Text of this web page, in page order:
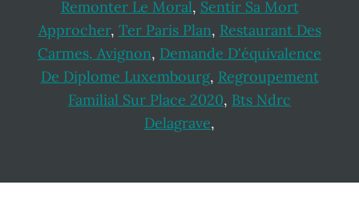
Remonter Le Moral, Sentir Sa Mort
Approcher, Ter Paris Plan, Restaurant Des
Carmes, Avignon, Demande D'équivalence
De Diplome Luxembourg, Regroupement
Familial Sur Place 2020, Bts Ndrc
Delagrave,